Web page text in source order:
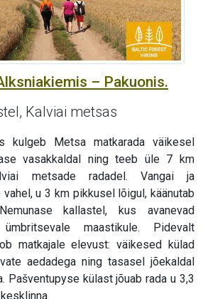
– Pakuonis.
Kalviai metsas
kulgeb Metsa matkarada väikesel
vasakkaldal ning teeb üle 7 km
metsade radadel. Vangai ja
u 3 km pikkusel lõigul, käänutab
kallastel, kus avanevad
maastikule. Pidevalt
matkajale elevust: väikesed külad
aedadega ning tasasel jõekaldal
Pašventupyse külast jõuab rada u 3,3